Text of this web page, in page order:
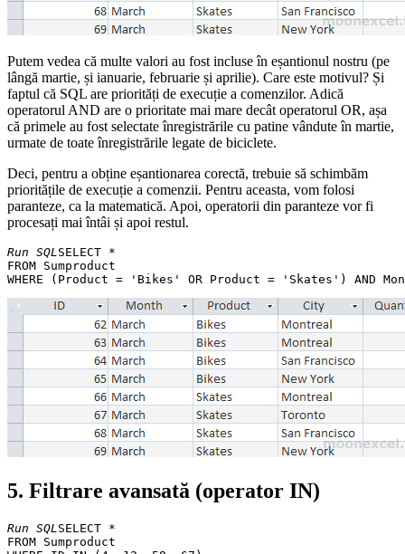
Putem vedea că multe valori au fost incluse în eșantionul nostru (pe
lângă martie, și ianuarie, februarie și aprilie). Care este motivul? Și
faptul că SQL are priorități de execuție a comenzilor. Adică
operatorul AND are o prioritate mai mare decât operatorul OR, așa
că primele au fost selectate înregistrările cu patine vândute în martie,
urmate de toate înregistrările legate de biciclete.
Deci, pentru a obține eșantionarea corectă, trebuie să schimbăm
prioritățile de execuție a comenzii. Pentru aceasta, vom folosi
paranteze, ca la matematică. Apoi, operatorii din paranteze vor fi
procesați mai întâi și apoi restul.
Run SQLSELECT *
FROM Sumproduct
5. Filtrare avansată (operator IN)
Run SQL SELECT *
FROM Sumproduct